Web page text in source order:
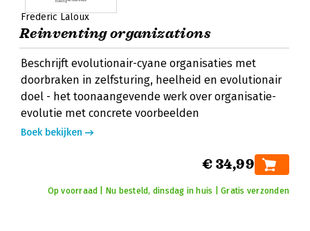
Frederic Laloux
Reinventing organizations
Beschrijft evolutionair-cyane organisaties met
doorbraken in zelfsturing, heelheid en evolutionair
doel - het toonaangevende werk over organisatie-
evolutie met concrete voorbeelden
Boek bekijken
€ 34,99
Op voorraad | Nu besteld, dinsdag in huis | Gratis verzonden